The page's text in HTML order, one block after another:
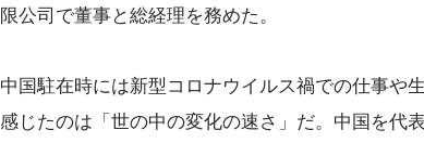
限公司で董事と総経理を務めた。
中国駐在時には新型コロナウイルス禍での仕事や
感じたのは「世の中の変化の速さ」だ。中国を代